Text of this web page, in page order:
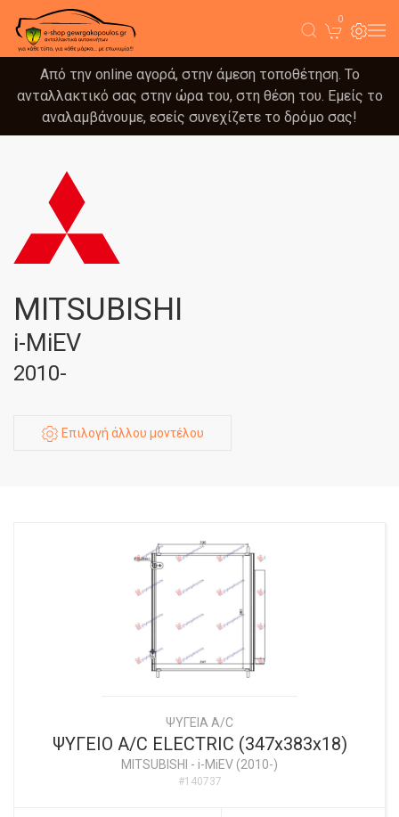
0
Από την online αγορά, στην άμεση τοποθέτηση. Το
ανταλλακτικό σας στην ώρα του, στη θέση του. Εμείς το
αναλαμβάνουμε, εσείς συνεχίζετε το δρόμο σας!
MITSUBISHI
i-MiEV
2010-
Επιλογή άλλου μοντέλου
ΨΥΓΕΙΑ A/C
ΨΥΓΕΙΟ A/C ELECTRIC (347x383x18)
MITSUBISHI - i-MiEV (2010-)
#140737